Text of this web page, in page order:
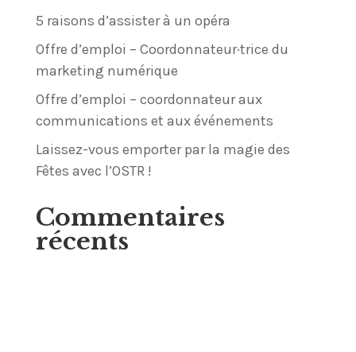
5 raisons d’assister à un opéra
Offre d’emploi – Coordonnateur·trice du
marketing numérique
Offre d’emploi – coordonnateur aux
communications et aux événements
Laissez-vous emporter par la magie des
Fêtes avec l’OSTR !
Commentaires
récents